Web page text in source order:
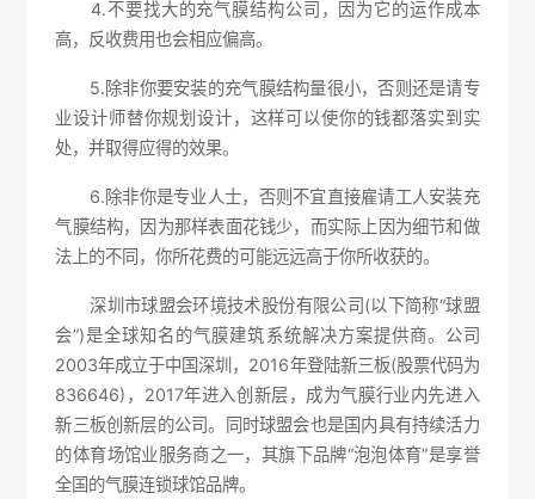
4.不要找大的充气膜结构公司，因为它的运作成本
高，反收费用也会相应偏高。
5.除非你要安装的充气膜结构量很小，否则还是请专
业设计师替你规划设计，这样可以使你的钱都落实到实
处，并取得应得的效果。
6.除非你是专业人士，否则不宜直接雇请工人安装充
气膜结构，因为那样表面花钱少，而实际上因为细节和做
法上的不同，你所花费的可能远远高于你所收获的。
深圳市球盟会环境技术股份有限公司(以下简称“球盟
会”)是全球知名的气膜建筑系统解决方案提供商。公司
2003年成立于中国深圳，2016年登陆新三板(股票代码为
836646)，2017年进入创新层，成为气膜行业内先进入
新三板创新层的公司。同时球盟会也是国内具有持续活力
的体育场馆业服务商之一，其旗下品牌“泡泡体育”是享誉
全国的气膜连锁球馆品牌。